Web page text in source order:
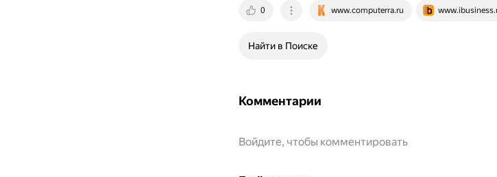
0 www.computerra.ru
Найти в Поиске
Комментарии
Войдите, чтобы комментировать